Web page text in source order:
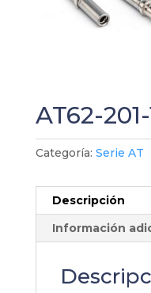
AT62-201-
Categoría: Serie AT
Descripción
Información